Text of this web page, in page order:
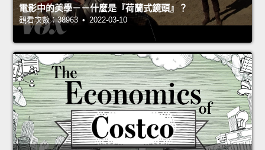
電影中的美學－－什麼是『荷蘭式鏡頭』？
觀看次數：38963 • 2022-03-10